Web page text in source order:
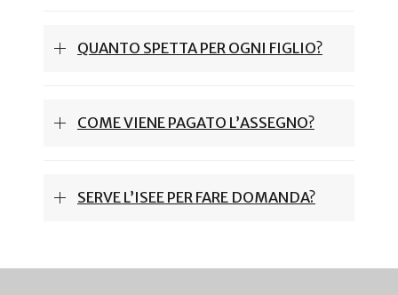
QUANTO SPETTA PER OGNI FIGLIO?
COME VIENE PAGATO L’ASSEGNO?
SERVE L’ISEE PER FARE DOMANDA?